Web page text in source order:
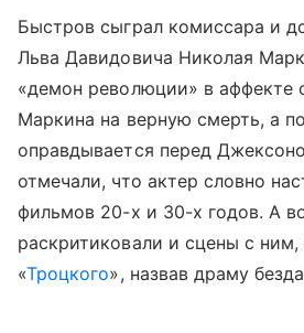
Быстров сыграл комиссара и
Льва Давидовича Николая
«демон революции» в аффекте
Маркина на верную смерть, а
оправдывается перед
отмечали, что актер словно
фильмов 20-х и 30-х годов. А
раскритиковали и сцены с ним,
«Троцкого», назвав драму